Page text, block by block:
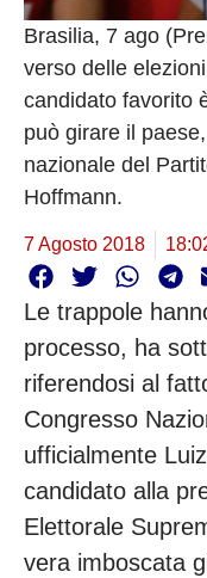
Brasilia, 7 ago
verso delle
candidato favorito
può girare il
nazionale del
Hoffmann.
7 Agosto 2018
Le trappole
processo, ha
riferendosi al
Congresso
ufficialmente
candidato alla
Elettorale
vera imboscata